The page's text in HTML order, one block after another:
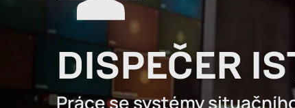
DISPEČER
Práce se systémy